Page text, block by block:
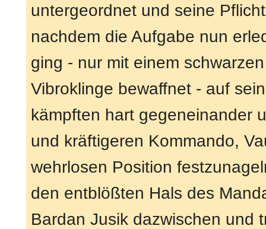
untergeordnet und seine
nachdem die Aufgabe nun
ging - nur mit einem
Vibroklinge bewaffnet - auf
kämpften hart gegeneinander
und kräftigeren Kommando,
wehrlosen Position
den entblößten Hals des
Bardan Jusik dazwischen und